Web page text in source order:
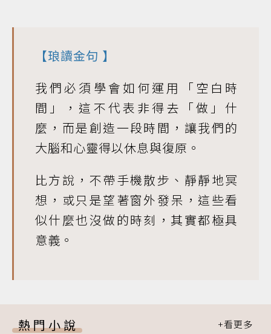
【琅讀金句 】
我們必須學會如何運用「空白時
間」，這不代表非得去「做」什
麼，而是創造一段時間，讓我們的
大腦和心靈得以休息與復原。
比方說，不帶手機散步、靜靜地冥
想，或只是望著窗外發呆，這些看
似什麼也沒做的時刻，其實都極具
意義。
熱門小說